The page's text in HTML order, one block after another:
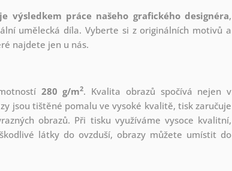
výsledkem práce našeho grafického designéra,
umělecká díla. Vyberte si z originálních motivů a
najdete jen u nás.
280 g/m2. Kvalita obrazů spočívá nejen v
jsou tištěné pomalu ve vysoké kvalitě, tisk zaručuje
obrazů. Při tisku využíváme vysoce kvalitní,
látky do ovzduší, obrazy můžete umístit do